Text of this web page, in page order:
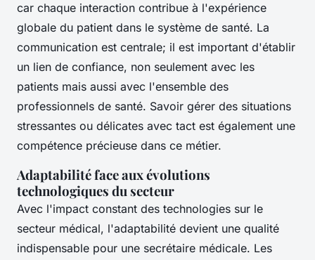
car chaque interaction contribue à l'expérience
globale du patient dans le système de santé. La
communication est centrale; il est important d'établir
un lien de confiance, non seulement avec les
patients mais aussi avec l'ensemble des
professionnels de santé. Savoir gérer des situations
stressantes ou délicates avec tact est également une
compétence précieuse dans ce métier.
Adaptabilité face aux évolutions
technologiques du secteur
Avec l'impact constant des technologies sur le
secteur médical, l'adaptabilité devient une qualité
indispensable pour une secrétaire médicale. Les